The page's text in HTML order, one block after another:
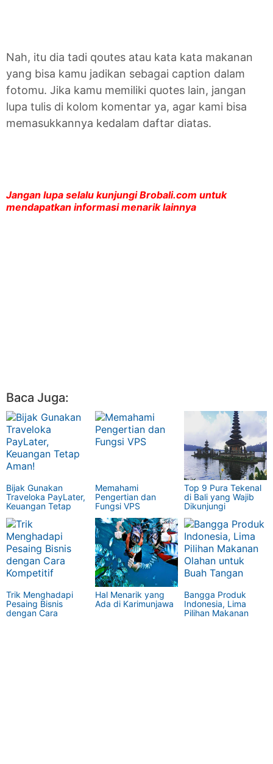
Nah, itu dia tadi qoutes atau kata kata makanan
yang bisa kamu jadikan sebagai caption dalam
fotomu. Jika kamu memiliki quotes lain, jangan
lupa tulis di kolom komentar ya, agar kami bisa
memasukkannya kedalam daftar diatas.
Jangan lupa selalu kunjungi Brobali.com untuk
mendapatkan informasi menarik lainnya
Baca Juga:
Bijak Gunakan
Traveloka PayLater,
Keuangan Tetap
Memahami
Pengertian dan
Fungsi VPS
Top 9 Pura Tekenal
di Bali yang Wajib
Dikunjungi
Trik Menghadapi
Pesaing Bisnis
dengan Cara
Hal Menarik yang
Ada di Karimunjawa
Bangga Produk
Indonesia, Lima
Pilihan Makanan